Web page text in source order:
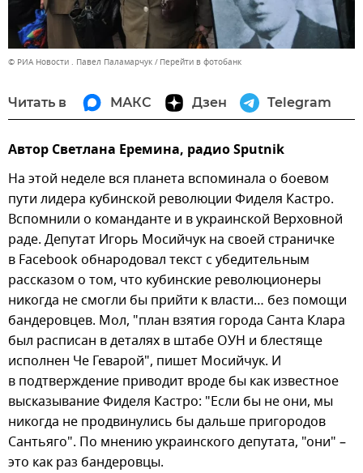
© РИА Новости . Павел Паламарчук Перейти в фотобанк
Читать в МАКС Дзен Telegram
Автор Светлана Еремина, радио Sputnik
На этой неделе вся планета вспоминала о боевом
пути лидера кубинской революции Фиделя Кастро.
Вспомнили о команданте и в украинской Верховной
раде. Депутат Игорь Мосийчук на своей страничке
в Facebook обнародовал текст с убедительным
рассказом о том, что кубинские революционеры
никогда не смогли бы прийти к власти… без помощи
бандеровцев. Мол, "план взятия города Санта Клара
был расписан в деталях в штабе ОУН и блестяще
исполнен Че Геварой", пишет Мосийчук. И
в подтверждение приводит вроде бы как известное
высказывание Фиделя Кастро: "Если бы не они, мы
никогда не продвинулись бы дальше пригородов
Сантьяго". По мнению украинского депутата, "они" –
это как раз бандеровцы.